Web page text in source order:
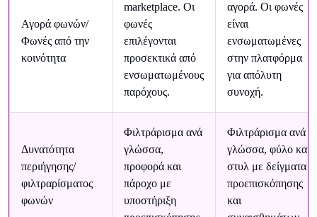
Αγορά φωνών/
Φωνές από την
κοινότητα
marketplace. Οι
φωνές
επιλέγονται
προσεκτικά από
ενσωματωμένους
παρόχους.
αγορά. Οι φωνές
είναι
ενσωματωμένες
στην πλατφόρμα
για απόλυτη
συνοχή.
Δυνατότητα
περιήγησης/
φιλτραρίσματος
φωνών
Φιλτράρισμα ανά
γλώσσα,
προφορά και
πάροχο με
υποστήριξη
Φιλτράρισμα ανά
γλώσσα, φύλο και
στυλ με δείγματα
προεπισκόπησης
και